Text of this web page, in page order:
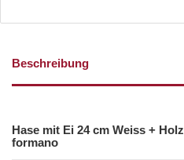
Beschreibung
Hase mit Ei 24 cm Weiss +
formano